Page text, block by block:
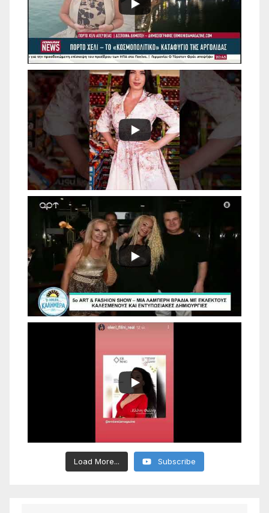
Load More... Subscribe